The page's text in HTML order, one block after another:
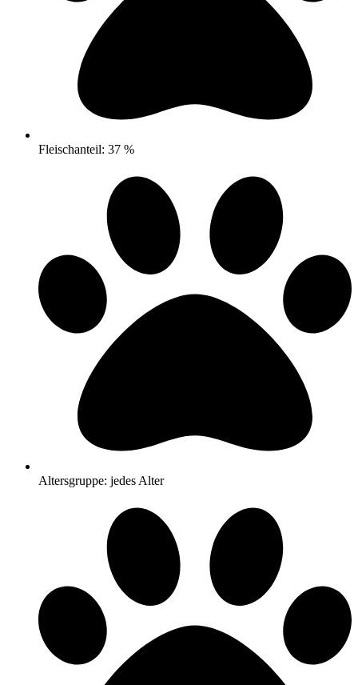
Fleischanteil: 37 %
Altersgruppe: jedes Alter